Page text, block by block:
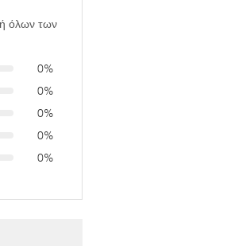
όλων των
0%
0%
0%
0%
0%